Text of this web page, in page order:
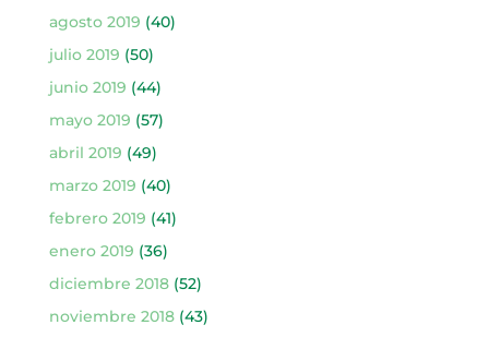
agosto 2019 (40)
julio 2019 (50)
junio 2019 (44)
mayo 2019 (57)
abril 2019 (49)
marzo 2019 (40)
febrero 2019 (41)
enero 2019 (36)
diciembre 2018(52)
noviembre 2018(43)